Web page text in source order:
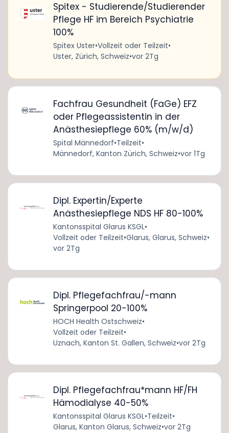
Spitex - Studierende/Studierender
Pflege HF im Bereich Psychiatrie
100%
Spitex Uster•Vollzeit oder Teilzeit•
Uster, Zürich, Schweiz•vor 2Tg
Fachfrau Gesundheit (FaGe) EFZ
oder Pflegeassistentin in der
Anästhesiepflege 60% (m/w/d)
Spital Männedorf•Teilzeit•
Männedorf, Kanton Zürich, Schweiz•vor 1Tg
Dipl. Expertin/Experte
Anästhesiepflege NDS HF 80-100%
Kantonsspital Glarus KSGL•
Vollzeit oder Teilzeit•Glarus, Glarus, Schweiz•
vor 2Tg
Dipl. Pflegefachfrau/-mann
Springerpool 20-100%
HOCH Health Ostschweiz•
Vollzeit oder Teilzeit•
Uznach, Kanton St. Gallen, Schweiz•vor 2Tg
Dipl. Pflegefachfrau*mann HF/FH
Hämodialyse 40-50%
Kantonsspital Glarus KSGL•Teilzeit•
Glarus, Kanton Glarus, Schweiz•vor 2Tg